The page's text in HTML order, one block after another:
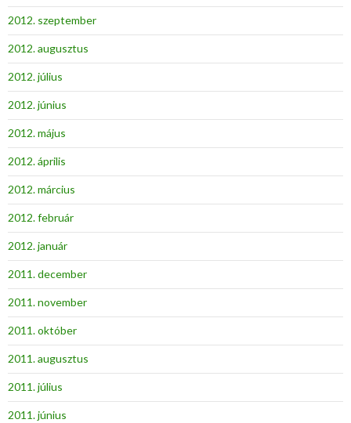
2012. szeptember
2012. augusztus
2012. július
2012. június
2012. május
2012. április
2012. március
2012. február
2012. január
2011. december
2011. november
2011. október
2011. augusztus
2011. július
2011. június